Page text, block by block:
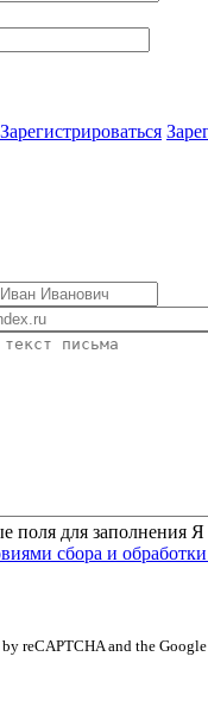
Зарегистрироваться
поля для заполнения Я
сбора и
reCAPTCHA and the Google